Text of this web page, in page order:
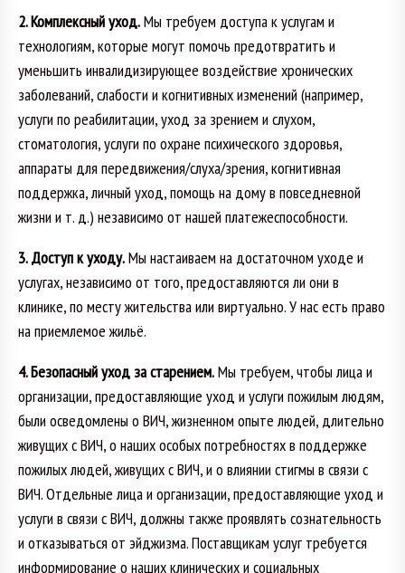
2. Комплексный уход.Мы требуем доступа к услугам и
технологиям, которые могут помочь предотвратить и
уменьшить инвалидизирующее воздействие хронических
заболеваний, слабости и когнитивных изменений (например,
услуги по реабилитации, уход за зрением и слухом,
стоматология, услуги по охране психического здоровья,
аппараты для передвижения/слуха/зрения, когнитивная
поддержка, личный уход, помощь на дому в повседневной
жизни и т. д.) независимо от нашей платежеспособности.
3. Доступ к уходу.Мы настаиваем на достаточном уходе и
услугах, независимо от того, предоставляются ли они в
клинике, по месту жительства или виртуально. У нас есть право
на приемлемое жильё.
4. Безопасный уход за старением.Мы требуем, чтобы лица и
организации, предоставляющие уход и услуги пожилым людям,
были осведомлены о ВИЧ, жизненном опыте людей, длительно
живущих с ВИЧ, о наших особых потребностях в поддержке
пожилых людей, живущих с ВИЧ, и о влиянии стигмы в связи с
ВИЧ. Отдельные лица и организации, предоставляющие уход и
услуги в связи с ВИЧ, должны также проявлять сознательность
и отказываться от эйджизма. Поставщикам услуг требуется
информирование о наших клинических и социальных